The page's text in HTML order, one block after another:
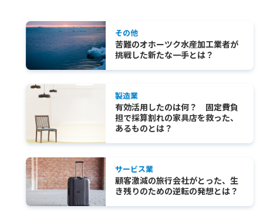
その他
苦難のオホーツク水産加工業者が
挑戦した新たな一手とは？
製造業
有効活用したのは何？ 固定費負
担で採算割れの家具店を救った、
あるものとは？
サービス業
顧客激減の旅行会社がとった、生
き残りのための逆転の発想とは？